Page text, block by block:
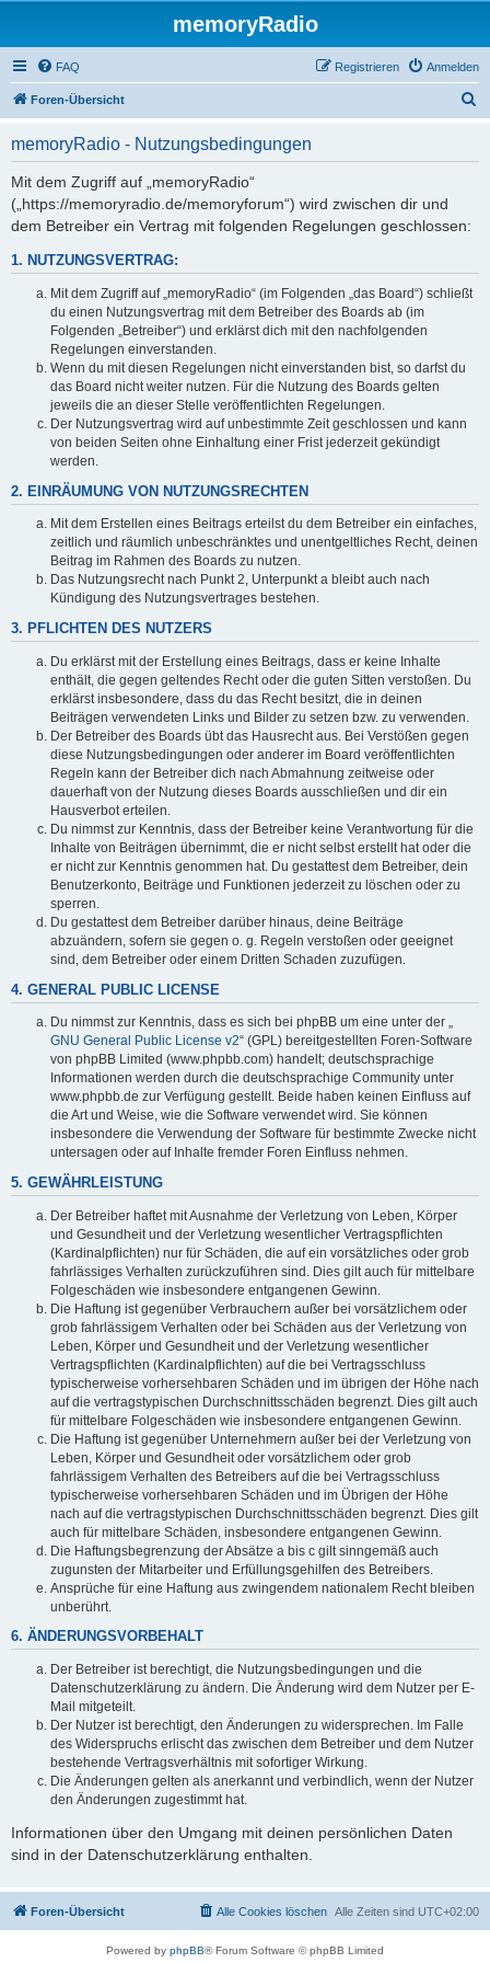
memoryRadio
FAQ Anmelden
Registrieren
Foren-Übersicht
memoryRadio - Nutzungsbedingungen
Mit dem Zugriff auf „memoryRadio“
(„https://memoryradio.de/memoryforum“) wird zwischen dir und
dem Betreiber ein Vertrag mit folgenden Regelungen geschlossen:
1. NUTZUNGSVERTRAG:
Mit dem Zugriff auf „memoryRadio“ (im Folgenden „das Board“) schließt
du einen Nutzungsvertrag mit dem Betreiber des Boards ab (im
Folgenden „Betreiber“) und erklärst dich mit den nachfolgenden
Regelungen einverstanden.
Wenn du mit diesen Regelungen nicht einverstanden bist, so darfst du
das Board nicht weiter nutzen. Für die Nutzung des Boards gelten
jeweils die an dieser Stelle veröffentlichten Regelungen.
Der Nutzungsvertrag wird auf unbestimmte Zeit geschlossen und kann
von beiden Seiten ohne Einhaltung einer Frist jederzeit gekündigt
werden.
2. EINRÄUMUNG VON NUTZUNGSRECHTEN
Mit dem Erstellen eines Beitrags erteilst du dem Betreiber ein einfaches,
zeitlich und räumlich unbeschränktes und unentgeltliches Recht, deinen
Beitrag im Rahmen des Boards zu nutzen.
Das Nutzungsrecht nach Punkt 2, Unterpunkt a bleibt auch nach
Kündigung des Nutzungsvertrages bestehen.
3. PFLICHTEN DES NUTZERS
Du erklärst mit der Erstellung eines Beitrags, dass er keine Inhalte
enthält, die gegen geltendes Recht oder die guten Sitten verstoßen. Du
erklärst insbesondere, dass du das Recht besitzt, die in deinen
Beiträgen verwendeten Links und Bilder zu setzen bzw. zu verwenden.
Der Betreiber des Boards übt das Hausrecht aus. Bei Verstößen gegen
diese Nutzungsbedingungen oder anderer im Board veröffentlichten
Regeln kann der Betreiber dich nach Abmahnung zeitweise oder
dauerhaft von der Nutzung dieses Boards ausschließen und dir ein
Hausverbot erteilen.
Du nimmst zur Kenntnis, dass der Betreiber keine Verantwortung für die
Inhalte von Beiträgen übernimmt, die er nicht selbst erstellt hat oder die
er nicht zur Kenntnis genommen hat. Du gestattest dem Betreiber, dein
Benutzerkonto, Beiträge und Funktionen jederzeit zu löschen oder zu
sperren.
Du gestattest dem Betreiber darüber hinaus, deine Beiträge
abzuändern, sofern sie gegen o. g. Regeln verstoßen oder geeignet
sind, dem Betreiber oder einem Dritten Schaden zuzufügen.
4. GENERAL PUBLIC LICENSE
Du nimmst zur Kenntnis, dass es sich bei phpBB um eine unter der „
GNU General Public License v2“ (GPL) bereitgestellten Foren-Software
von phpBB Limited (www.phpbb.com) handelt; deutschsprachige
Informationen werden durch die deutschsprachige Community unter
www.phpbb.de zur Verfügung gestellt. Beide haben keinen Einfluss auf
die Art und Weise, wie die Software verwendet wird. Sie können
insbesondere die Verwendung der Software für bestimmte Zwecke nicht
untersagen oder auf Inhalte fremder Foren Einfluss nehmen.
5. GEWÄHRLEISTUNG
Der Betreiber haftet mit Ausnahme der Verletzung von Leben, Körper
und Gesundheit und der Verletzung wesentlicher Vertragspflichten
(Kardinalpflichten) nur für Schäden, die auf ein vorsätzliches oder grob
fahrlässiges Verhalten zurückzuführen sind. Dies gilt auch für mittelbare
Folgeschäden wie insbesondere entgangenen Gewinn.
Die Haftung ist gegenüber Verbrauchern außer bei vorsätzlichem oder
grob fahrlässigem Verhalten oder bei Schäden aus der Verletzung von
Leben, Körper und Gesundheit und der Verletzung wesentlicher
Vertragspflichten (Kardinalpflichten) auf die bei Vertragsschluss
typischerweise vorhersehbaren Schäden und im übrigen der Höhe nach
auf die vertragstypischen Durchschnittsschäden begrenzt. Dies gilt auch
für mittelbare Folgeschäden wie insbesondere entgangenen Gewinn.
Die Haftung ist gegenüber Unternehmern außer bei der Verletzung von
Leben, Körper und Gesundheit oder vorsätzlichem oder grob
fahrlässigem Verhalten des Betreibers auf die bei Vertragsschluss
typischerweise vorhersehbaren Schäden und im Übrigen der Höhe
nach auf die vertragstypischen Durchschnittsschäden begrenzt. Dies gilt
auch für mittelbare Schäden, insbesondere entgangenen Gewinn.
Die Haftungsbegrenzung der Absätze a bis c gilt sinngemäß auch
zugunsten der Mitarbeiter und Erfüllungsgehilfen des Betreibers.
Ansprüche für eine Haftung aus zwingendem nationalem Recht bleiben
unberührt.
6. ÄNDERUNGSVORBEHALT
Der Betreiber ist berechtigt, die Nutzungsbedingungen und die
Datenschutzerklärung zu ändern. Die Änderung wird dem Nutzer per E-
Mail mitgeteilt.
Der Nutzer ist berechtigt, den Änderungen zu widersprechen. Im Falle
des Widerspruchs erlischt das zwischen dem Betreiber und dem Nutzer
bestehende Vertragsverhältnis mit sofortiger Wirkung.
Die Änderungen gelten als anerkannt und verbindlich, wenn der Nutzer
den Änderungen zugestimmt hat.
Informationen über den Umgang mit deinen persönlichen Daten
sind in der Datenschutzerklärung enthalten.
Foren-Übersicht Alle Zeiten sind UTC+02:00
Alle Cookies löschen
Powered by phpBB® Forum Software © phpBB Limited